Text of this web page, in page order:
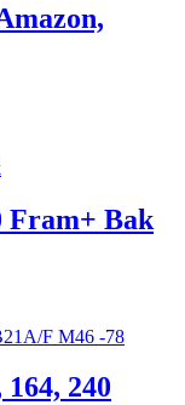
Fram+ Bak
240